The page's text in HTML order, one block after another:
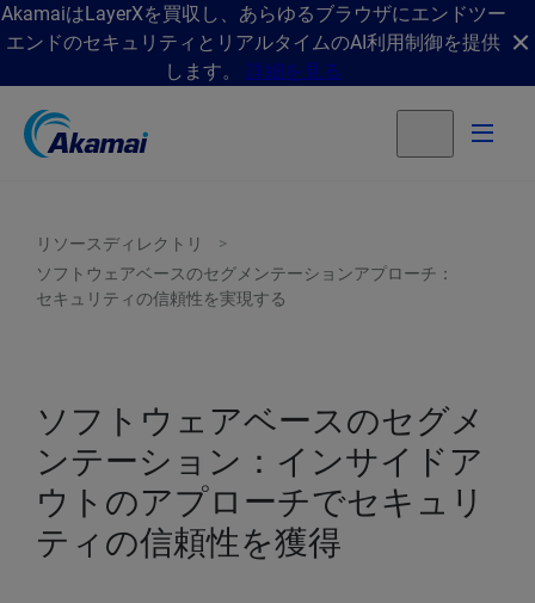
AkamaiはLayerXを買収し、あらゆるブラウザにエンドツー
エンドのセキュリティとリアルタイムのAI利用制御を提供
します。 詳細を見る
リソースディレクトリ
ソフトウェアベースのセグメンテーションアプローチ：
セキュリティの信頼性を実現する
ソフトウェアベースのセグメ
ンテーション：インサイドア
ウトのアプローチでセキュリ
ティの信頼性を獲得